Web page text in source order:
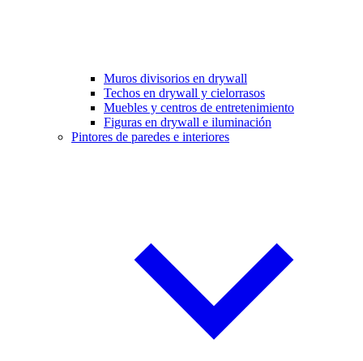
Muros divisorios en drywall
Techos en drywall y cielorrasos
Muebles y centros de entretenimiento
Figuras en drywall e iluminación
Pintores de paredes e interiores